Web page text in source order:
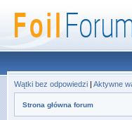
Wątki bez odpowiedzi | Aktywne
Strona główna forum